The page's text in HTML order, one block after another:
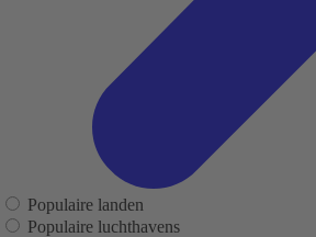
Populaire landen
Populaire luchthavens